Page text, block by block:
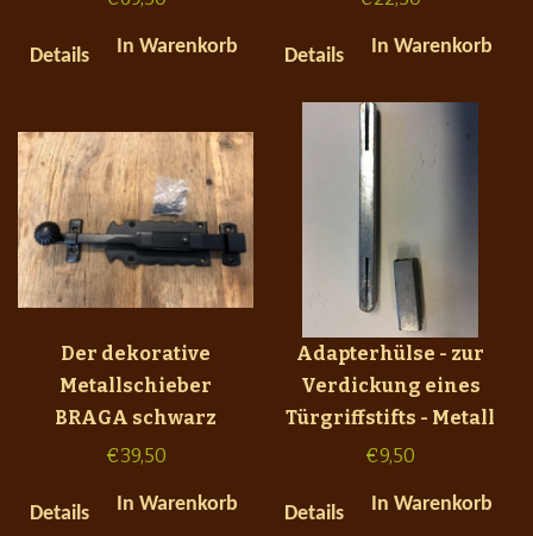
Details In Warenkorb Details In Warenkorb
Der dekorative
Metallschieber
BRAGA schwarz
€39,50
Details In Warenkorb
Adapterhülse - zur
Verdickung eines
Türgriffstifts - Metall
€9,50
Details In Warenkorb